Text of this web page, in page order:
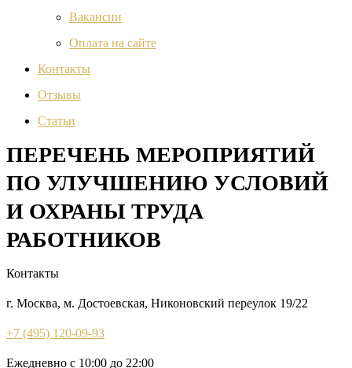
Вакансии
Оплата на сайте
Контакты
Отзывы
Статьи
ПЕРЕЧЕНЬ МЕРОПРИЯТИЙ
ПО УЛУЧШЕНИЮ УСЛОВИЙ
И ОХРАНЫ ТРУДА
РАБОТНИКОВ
Контакты
г. Москва, м. Достоевская, Никоновский переулок 19/22
+7 (495) 120-09-93
Ежедневно с 10:00 до 22:00